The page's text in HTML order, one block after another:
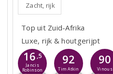
Zacht, rijk
Top uit Zuid-Afrika
Luxe, rijk & houtgerijpt
16 ,5
Jancis
Robinson
92
Tim Atkin
90
Vinous